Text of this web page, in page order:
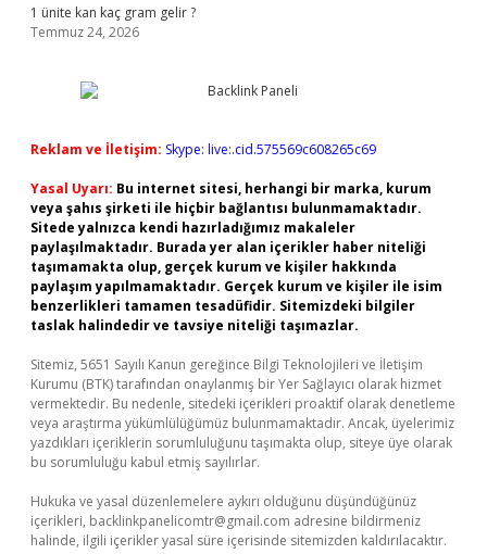
1 ünite kan kaç gram gelir ?
Temmuz 24, 2026
Reklam ve İletişim: Skype: live:.cid.575569c608265c69
Yasal Uyarı: Bu internet sitesi, herhangi bir marka, kurum
veya şahıs şirketi ile hiçbir bağlantısı bulunmamaktadır.
Sitede yalnızca kendi hazırladığımız makaleler
paylaşılmaktadır. Burada yer alan içerikler haber niteliği
taşımamakta olup, gerçek kurum ve kişiler hakkında
paylaşım yapılmamaktadır. Gerçek kurum ve kişiler ile isim
benzerlikleri tamamen tesadüfidir. Sitemizdeki bilgiler
taslak halindedir ve tavsiye niteliği taşımazlar.
Sitemiz, 5651 Sayılı Kanun gereğince Bilgi Teknolojileri ve İletişim
Kurumu (BTK) tarafından onaylanmış bir Yer Sağlayıcı olarak hizmet
vermektedir. Bu nedenle, sitedeki içerikleri proaktif olarak denetleme
veya araştırma yükümlülüğümüz bulunmamaktadır. Ancak, üyelerimiz
yazdıkları içeriklerin sorumluluğunu taşımakta olup, siteye üye olarak
bu sorumluluğu kabul etmiş sayılırlar.
Hukuka ve yasal düzenlemelere aykırı olduğunu düşündüğünüz
içerikleri, backlinkpanelicomtr@gmail.com adresine bildirmeniz
halinde, ilgili içerikler yasal süre içerisinde sitemizden kaldırılacaktır.